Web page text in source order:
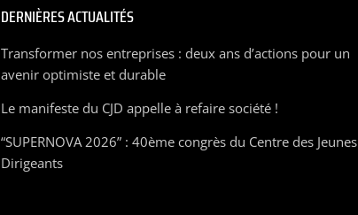
DERNIÈRES ACTUALITÉS
Transformer nos entreprises : deux ans d’actions pour un
avenir optimiste et durable
Le manifeste du CJD appelle à refaire société !
“SUPERNOVA 2026” : 40ème congrès du Centre des Jeunes
Dirigeants